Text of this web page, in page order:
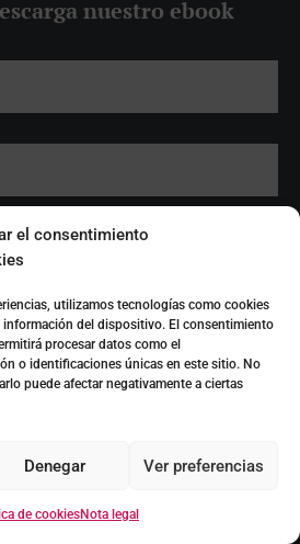
el consentimiento
utilizamos tecnologías como cookies
información del dispositivo. El consentimiento
procesar datos como el
o identificaciones únicas en este sitio. No
puede afectar negativamente a ciertas
Denegar Ver preferencias
de cookiesNota legal
nuestro ebook
ser contactado para ofrecerme
y servicios relacionados con los
del tratamiento de los datos personales facilitados a
de contacto es QUADRATIA CONSULTANTS,
quien tiene un interés legítimo y recaba su
para tratarlos con la finalidad de dar respuesta a las
en los mismos. Podrán acceder a sus datos
prestadores de servicios de QUADRATIA y/o
cuyos productos/servicios sean gestionados por
Tiene derecho a acceder, rectificar y suprimir sus datos,
derechos, tal y como se explica en la información
privacidad.
Descargar
en venta
Partners